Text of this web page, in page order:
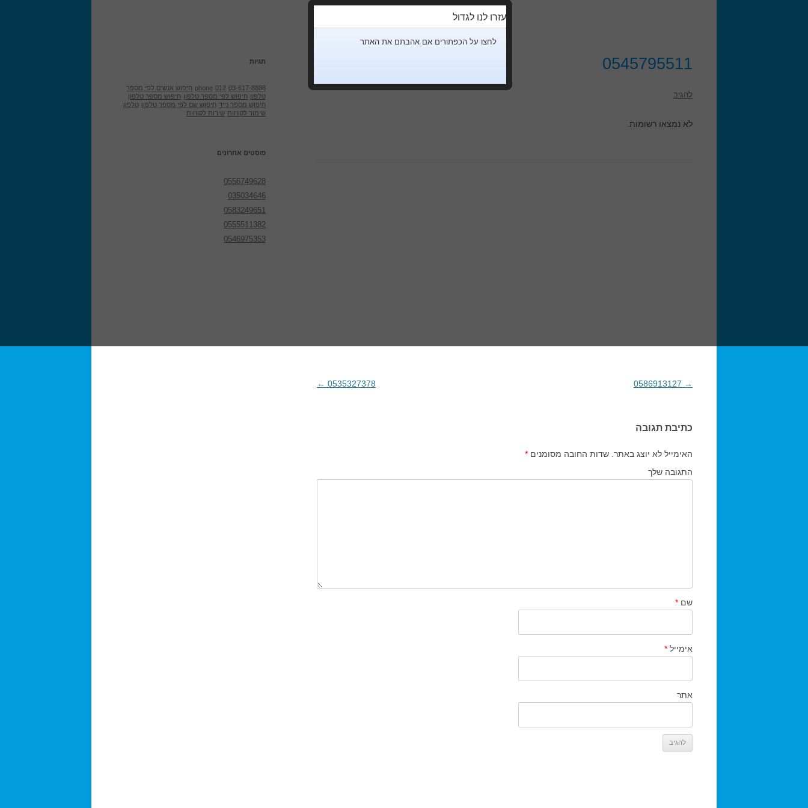
0545795511
להגיב
לא נמצאו רשומות.
ניווט בפוסטים
→
0535327378
←
כתיבת תגובה
האימייל לא יוצג באתר. שדות החובה מסומנים *
התגובה שלך
שם *
אימייל *
אתר
תגיות
03-617-8888
012
phone חיפוש אנשים לפי מספר
טלפון חיפוש לפי מספר טלפון חיפוש מספר טלפון
חיפוש מספר נייד חיפוש שם לפי מספר טלפון טלפון
שימור לקוחות שירות לקוחות
פוסטים אחרונים
0556749628
035034646
0583249651
0555511382
0546975353
עזרו לנו לגדול
לחצו על הכפתורים אם אהבתם את האתר